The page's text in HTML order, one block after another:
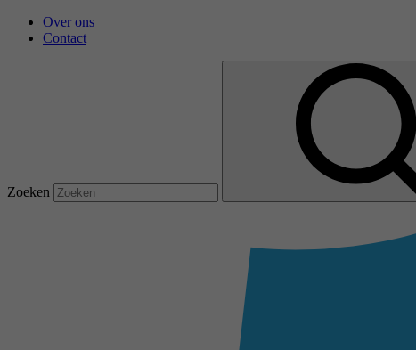
Overslaan en naar de inhoud gaan
Over ons
Contact
Zoeken